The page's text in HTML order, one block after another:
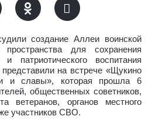
создание Аллеи воинской
для сохранения
патриотического воспитания
на встрече «Щукино
и славы», которая прошла 6
общественных советников,
ветеранов, органов местного
участников СВО.